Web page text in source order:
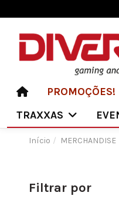
PROMOÇÕES!
TRAXXAS
Início MERCHANDISE
Filtrar por